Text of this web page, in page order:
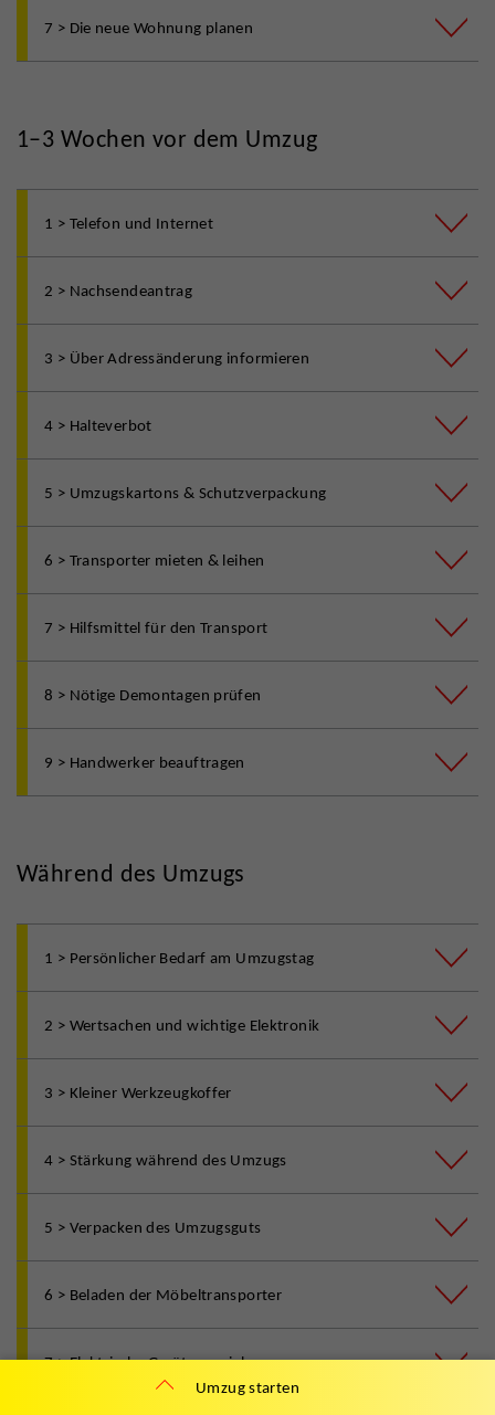
7 > Die neue Wohnung planen
1–3 Wochen vor dem Umzug
1 > Telefon und Internet
2 > Nachsendeantrag
3 > Über Adressänderung informieren
4 > Halteverbot
5 > Umzugskartons & Schutzverpackung
6 > Transporter mieten & leihen
7 > Hilfsmittel für den Transport
8 > Nötige Demontagen prüfen
9 > Handwerker beauftragen
Während des Umzugs
1 > Persönlicher Bedarf am Umzugstag
2 > Wertsachen und wichtige Elektronik
3 > Kleiner Werkzeugkoffer
4 > Stärkung während des Umzugs
5 > Verpacken des Umzugsguts
6 > Beladen der Möbeltransporter
7 > Elektrische Geräte umziehen
Umzug starten